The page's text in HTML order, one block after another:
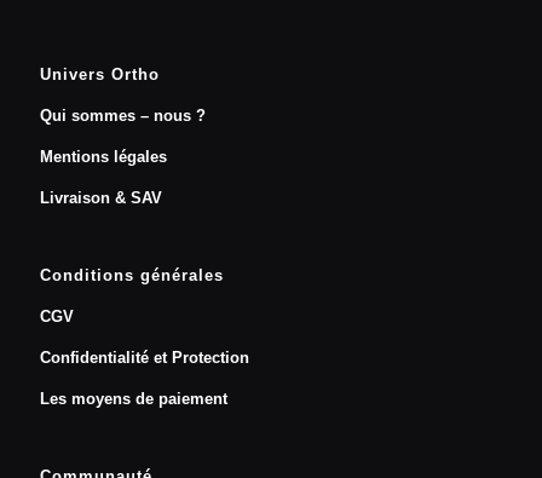
Univers Ortho
Qui sommes – nous ?
Mentions légales
Livraison & SAV
Conditions générales
CGV
Confidentialité et Protection
Les moyens de paiement